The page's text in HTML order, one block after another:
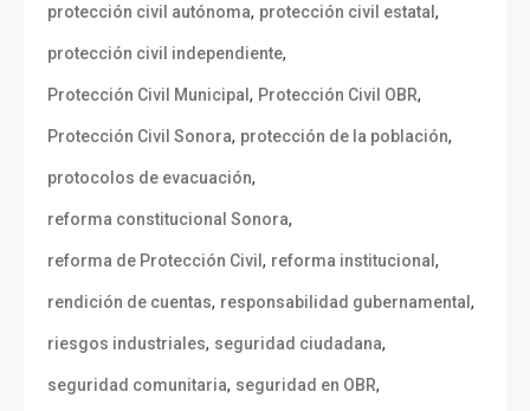
protección civil autónoma, protección civil estatal ,
protección civil independiente,
Protección Civil Municipal , Protección Civil OBR,
Protección Civil Sonora, protección de la población,
protocolos de evacuación,
reforma constitucional Sonora,
reforma de Protección Civil , reforma institucional ,
rendición de cuentas, responsabilidad gubernamental ,
riesgos industriales, seguridad ciudadana,
seguridad comunitaria, seguridad en OBR,